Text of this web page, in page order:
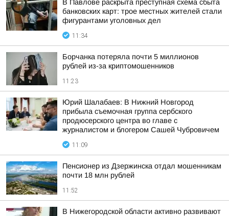
В Павлове раскрыта преступная схема сбыта
банковских карт: трое местных жителей стали
фигурантами уголовных дел
11:34
Борчанка потеряла почти 5 миллионов
рублей из-за криптомошенников
11:23
Юрий Шалабаев: В Нижний Новгород
прибыла съемочная группа сербского
продюсерского центра во главе с
журналистом и блогером Сашей Чубровичем
11:09
Пенсионер из Дзержинска отдал мошенникам
почти 18 млн рублей
11:52
В Нижегородской области активно развивают